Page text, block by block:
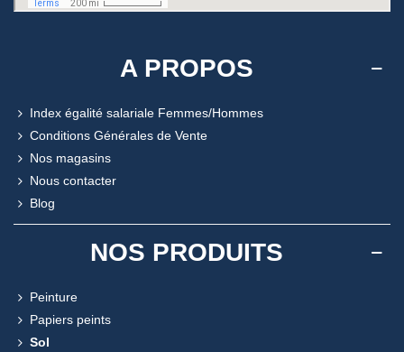
A PROPOS
Index égalité salariale Femmes/Hommes
Conditions Générales de Vente
Nos magasins
Nous contacter
Blog
NOS PRODUITS
Peinture
Papiers peints
Sol